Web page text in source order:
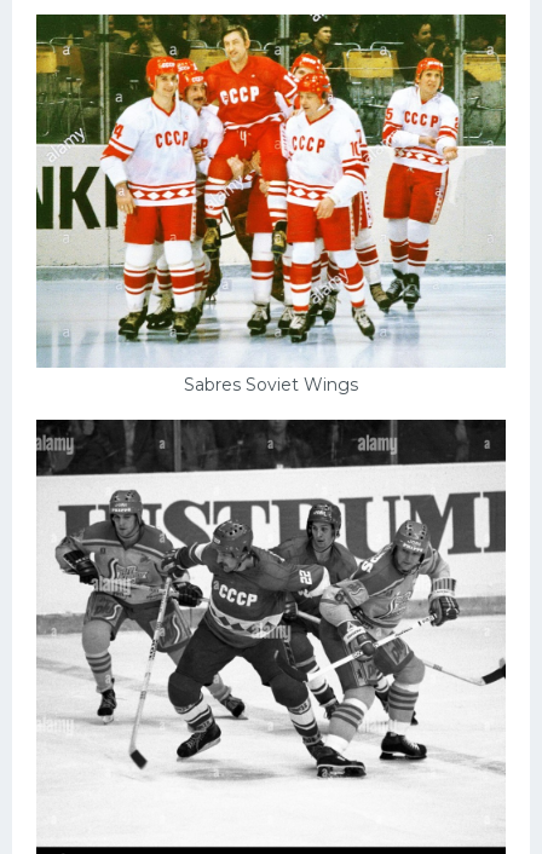
Sabres Soviet Wings